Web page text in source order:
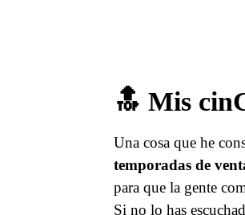
🔝 Mis
Una cosa que he
temporadas de
para que la gente
Si no lo has